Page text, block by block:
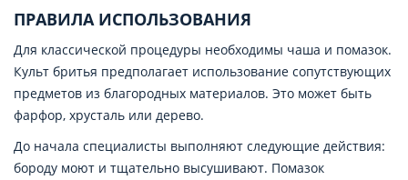
ПРАВИЛА ИСПОЛЬЗОВАНИЯ
Для классической процедуры необходимы чаша и помазок.
Культ бритья предполагает использование сопутствующих
предметов из благородных материалов. Это может быть
фарфор, хрусталь или дерево.
До начала специалисты выполняют следующие действия:
бороду моют и тщательно высушивают. Помазок